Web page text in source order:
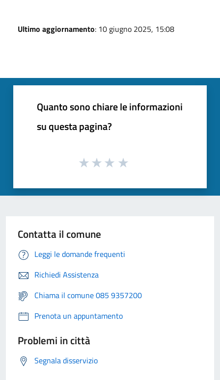
Ultimo aggiornamento: 10 giugno 2025, 15:08
Quanto sono chiare le informazioni
su questa pagina?
Contatta il comune
Leggi le domande frequenti
Richiedi Assistenza
Chiama il comune 085 9357200
Prenota un appuntamento
Problemi in città
Segnala disservizio